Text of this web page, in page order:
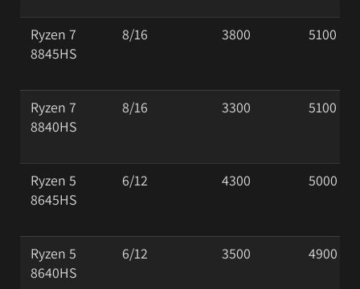
Ryzen 7
8845HS
8/16 3800 5100
Ryzen 7
8840HS
8/16 3300 5100
Ryzen 5
8645HS
6/12 4300 5000
Ryzen 5
8640HS
6/12 3500 4900